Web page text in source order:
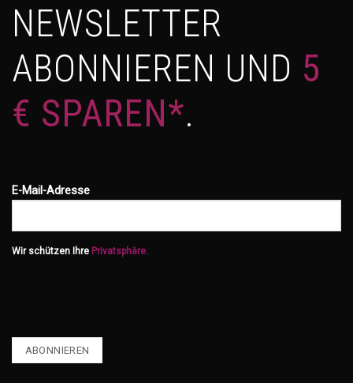
NEWSLETTER
ABONNIEREN UND 5
€ SPAREN*.
E-Mail-Adresse
Wir schützen Ihre Privatsphäre.